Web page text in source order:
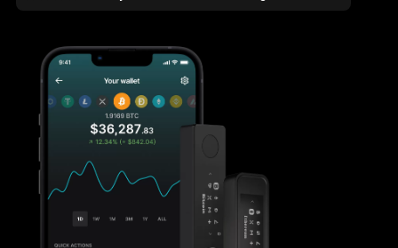
Ledger Nano
Tüm ürünlere göz atın
Donanım Cüzdanlar